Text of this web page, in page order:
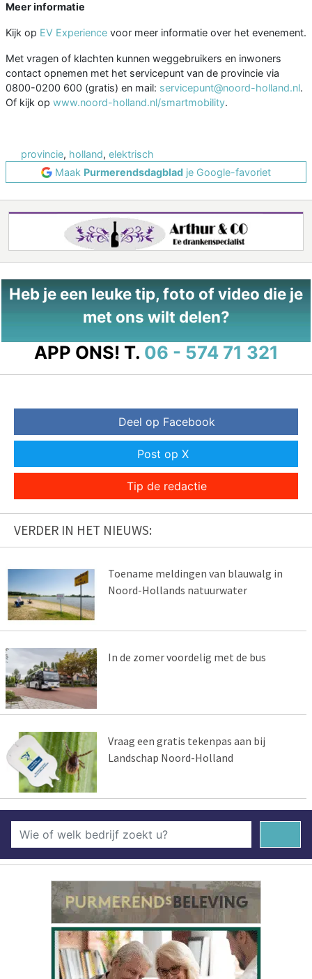
Meer informatie
Kijk op EV Experience voor meer informatie over het evenement.
Met vragen of klachten kunnen weggebruikers en inwoners
contact opnemen met het servicepunt van de provincie via
0800-0200 600 (gratis) en mail: servicepunt@noord-holland.nl.
Of kijk op www.noord-holland.nl/smartmobility.
provincie, holland, elektrisch
Maak Purmerendsdagblad je Google-favoriet
Heb je een leuke tip, foto of video die je
met ons wilt delen?
APP ONS! T. 06 - 574 71 321
Deel op Facebook
Post op X
Tip de redactie
VERDER IN HET NIEUWS:
Toename meldingen van blauwalg in
Noord-Hollands natuurwater
In de zomer voordelig met de bus
Vraag een gratis tekenpas aan bij
Landschap Noord-Holland